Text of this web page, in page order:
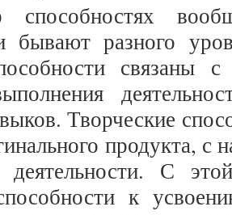
бывают разного
связаны
Творческие
продукта,
деятельности. С
к